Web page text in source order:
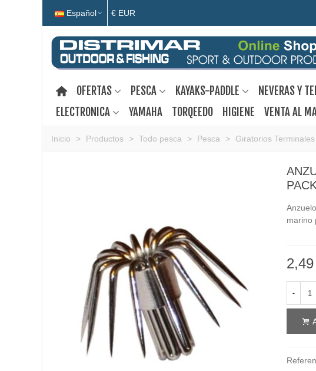
Español € EUR
OFERTAS PESCA KAYAKS-PADDLE NEVERAS Y
ELECTRONICA
YAMAHA TORQEEDO HIGIENE VENTA AL
Inicio > Productos > Todo pesca > Pesca > Giratorios Terminales
marino
-